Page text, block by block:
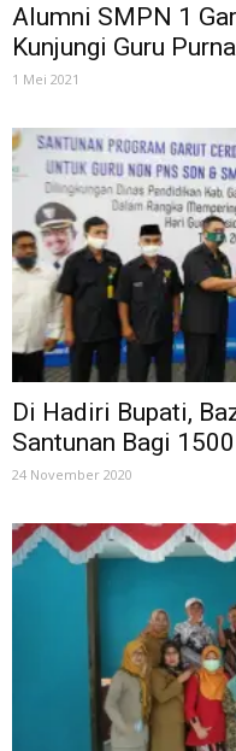
Alumni SMPN 1
Kunjungi Guru
1 Mei 2021
Di Hadiri Bupati,
Santunan Bagi
24 November 2020